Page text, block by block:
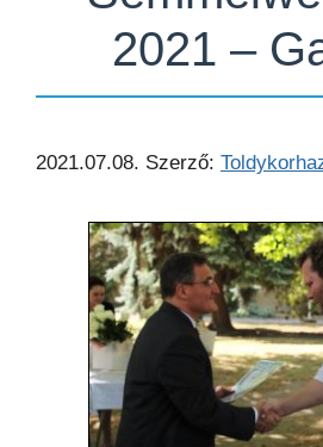
2021 –
2021.07.08. Szerző: